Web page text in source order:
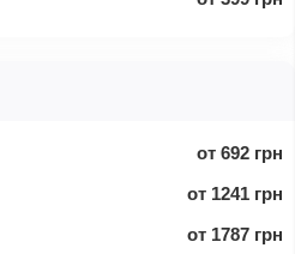
от 692 грн
от 1241 грн
от 1787 грн